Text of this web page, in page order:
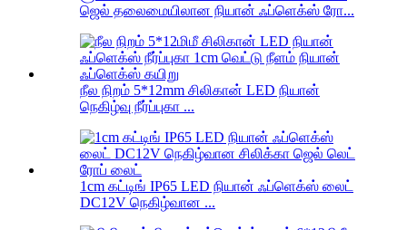
ஜெல் தலைமையிலான நியான் ஃப்ளெக்ஸ் ரோ...
நீல நிறம் 5*12mm சிலிகான் LED நியான்
நெகிழ்வு நீர்ப்புகா ...
1cm கட்டிங் IP65 LED நியான் ஃப்ளெக்ஸ் லைட்
DC12V நெகிழ்வான ...